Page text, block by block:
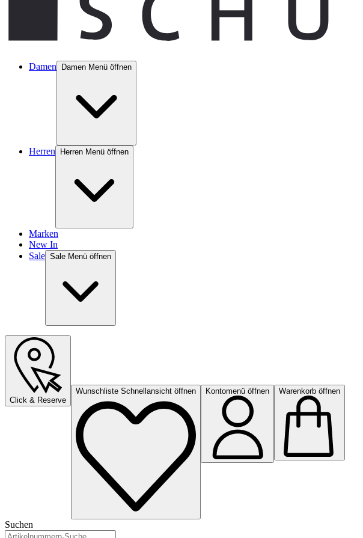
Damen Damen Menü öffnen
Herren Herren Menü öffnen
Marken
New In
Sale Sale Menü öffnen
Click & Reserve
Wunschliste Schnellansicht öffnen Kontomenü öffnen Warenkorb öffnen
Suchen